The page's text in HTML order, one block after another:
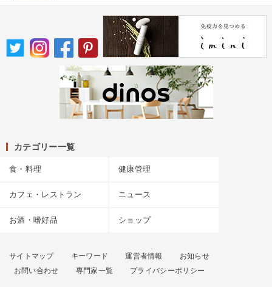
カテゴリー一覧
食・料理 健康管理
カフェ・レストラン ニュース
お酒・嗜好品 ショップ
サイトマップ キーワード 運営者情報
お知らせ
お問い合わせ
専門家一覧 プライバシーポリシー